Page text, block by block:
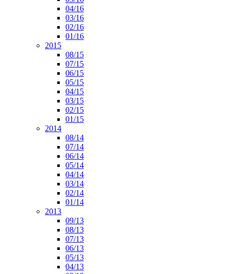
04/16
03/16
02/16
01/16
2015
08/15
07/15
06/15
05/15
04/15
03/15
02/15
01/15
2014
08/14
07/14
06/14
05/14
04/14
03/14
02/14
01/14
2013
09/13
08/13
07/13
06/13
05/13
04/13